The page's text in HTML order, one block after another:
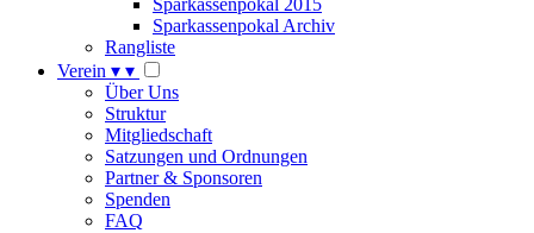
Sparkassenpokal 2015
Sparkassenpokal Archiv
Rangliste
Verein ▾ ▾
Über Uns
Struktur
Mitgliedschaft
Satzungen und Ordnungen
Partner & Sponsoren
Spenden
FAQ